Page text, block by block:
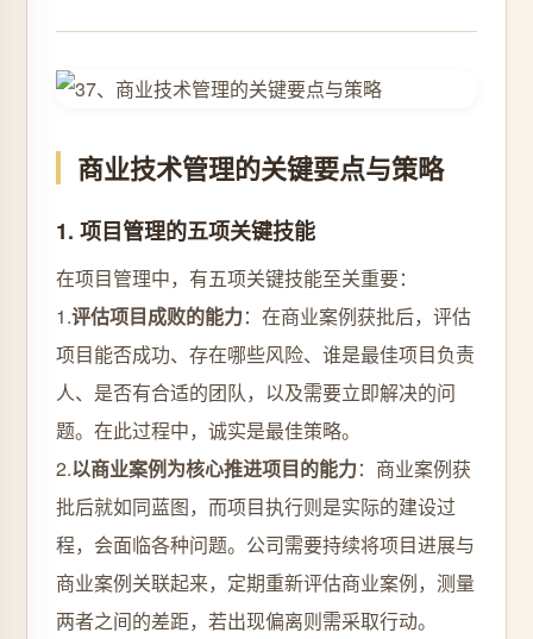
商业技术管理的关键要点与策略
1. 项目管理的五项关键技能
在项目管理中，有五项关键技能至关重要：
1.评估项目成败的能力：在商业案例获批后，评估
项目能否成功、存在哪些风险、谁是最佳项目负责
人、是否有合适的团队，以及需要立即解决的问
题。在此过程中，诚实是最佳策略。
2.以商业案例为核心推进项目的能力：商业案例获
批后就如同蓝图，而项目执行则是实际的建设过
程，会面临各种问题。公司需要持续将项目进展与
商业案例关联起来，定期重新评估商业案例，测量
两者之间的差距，若出现偏离则需采取行动。